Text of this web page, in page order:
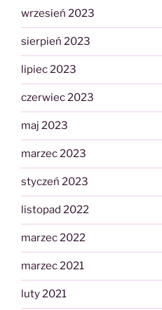
wrzesień 2023
sierpień 2023
lipiec 2023
czerwiec 2023
maj 2023
marzec 2023
styczeń 2023
listopad 2022
marzec 2022
marzec 2021
luty 2021